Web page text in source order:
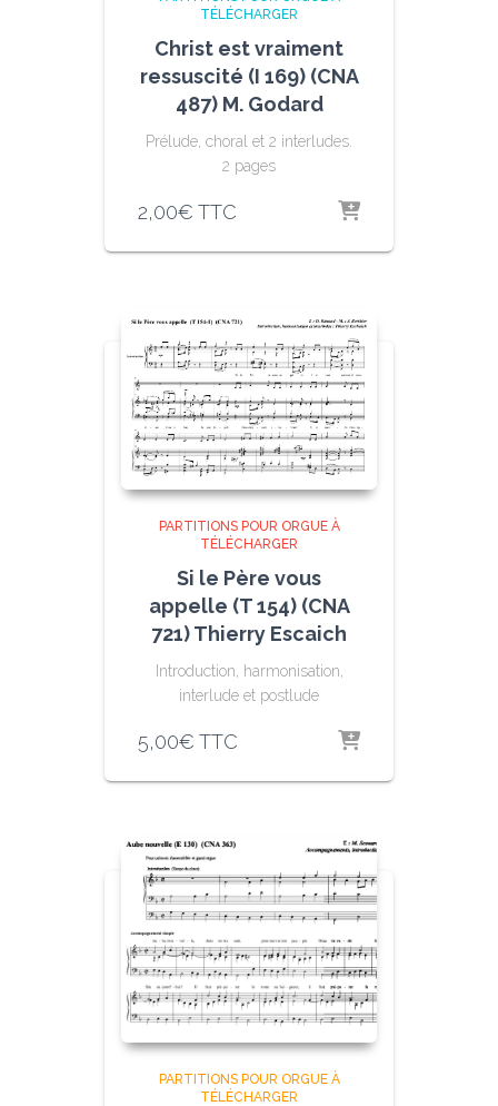
TÉLÉCHARGER
Christ est vraiment
ressuscité (I 169) (CNA
487) M. Godard
Prélude, choral et 2 interludes.
2 pages
2,00€ TTC
PARTITIONS POUR ORGUE À
TÉLÉCHARGER
Si le Père vous
appelle (T 154) (CNA
721) Thierry Escaich
Introduction, harmonisation,
interlude et postlude
5,00€ TTC
PARTITIONS POUR ORGUE À
TÉLÉCHARGER